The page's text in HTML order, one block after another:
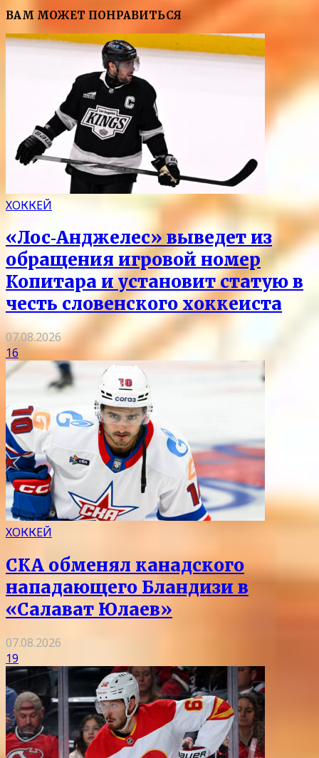
ВАМ МОЖЕТ ПОНРАВИТЬСЯ
ХОККЕЙ
«Лос‑Анджелес» выведет из
обращения игровой номер
Копитара и установит статую в
честь словенского хоккеиста
07.08.2026
16
ХОККЕЙ
СКА обменял канадского
нападающего Бландизи в
«Салават Юлаев»
07.08.2026
19